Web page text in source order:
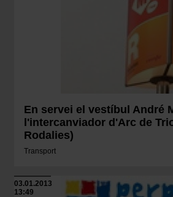
En servei el vestíbul André
l'intercanviador d'Arc de
Rodalies)
Transport
03.01.2013
13:49